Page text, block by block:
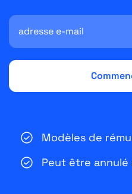
Modèles de
Peut être